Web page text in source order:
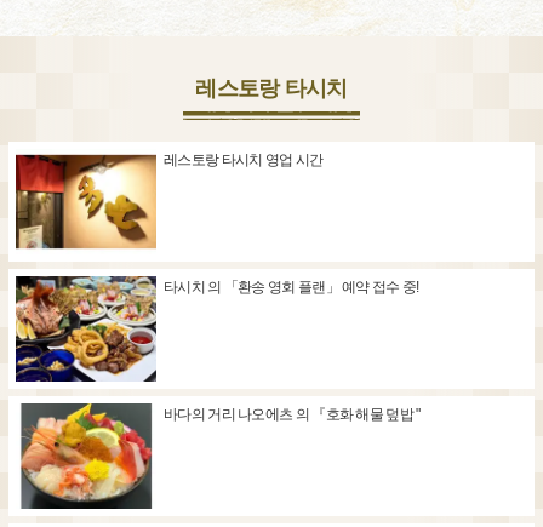
레스토랑 타시치
레스토랑 타시치 영업 시간
타시치 의 「환송 영회 플랜」 예약 접수 중!
바다의 거리 나오에츠 의 『호화 해물 덮밥 "